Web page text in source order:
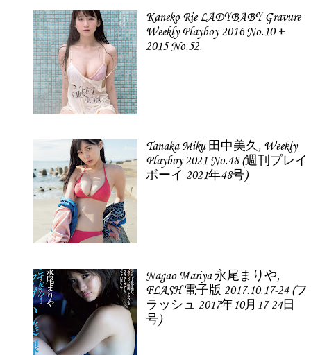
Kaneko Rie LADYBABY Gravure
Weekly Playboy 2016 No.10 +
2015 No.52.
Tanaka Miku 田中美久, Weekly
Playboy 2021 No.48 (週刊プレイ
ボーイ 2021年48号)
Nagao Mariya 永尾まりや,
FLASH 電子版 2017.10.17-24 (フ
ラッシュ 2017年10月17-24日
号)